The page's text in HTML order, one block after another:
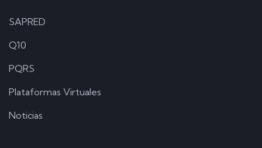
SAPRED
Q10
PQRS
Plataformas Virtuales
Noticias